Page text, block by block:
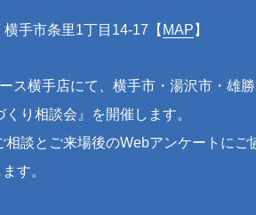
手市条里1丁目14-17【 MAP 】
ス横手店にて、横手市・湯沢市・雄
り相談会』を開催します。
談とご来場後のWebアンケートにご
す。